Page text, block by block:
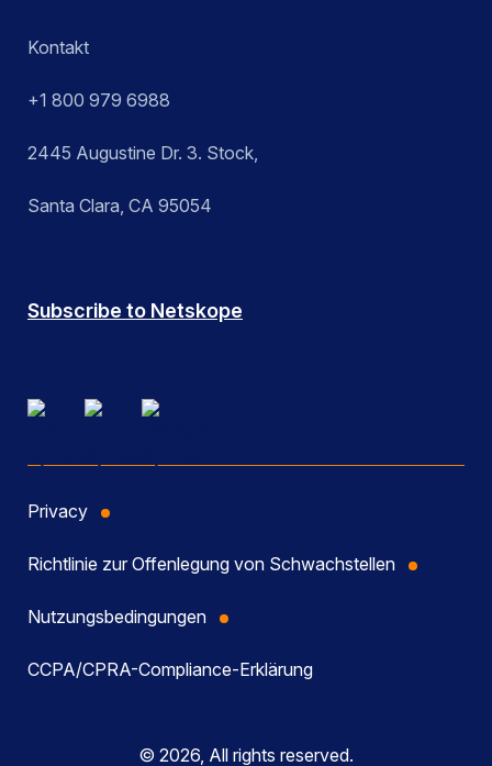
Kontakt
+1 800 979 6988
2445 Augustine Dr. 3. Stock,
Santa Clara, CA 95054
Subscribe to Netskope
Privacy
Richtlinie zur Offenlegung von Schwachstellen
Nutzungsbedingungen
CCPA/CPRA-Compliance-Erklärung
© 2026, All rights reserved.